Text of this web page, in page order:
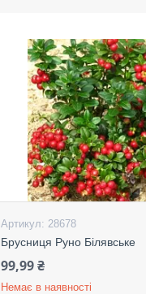
28678
Брусниця Руно Білявське
99,99 ₴
Немає в наявності